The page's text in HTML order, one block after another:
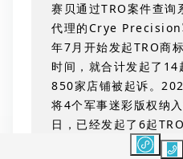
赛贝通过TRO案件查询
代理的Crye Precision
年7月开始发起TRO商
时间，就合计发起了14
850家店铺被起诉。
将4个军事迷彩版权纳
日，已经发起了6起
其中25-cv-2721、